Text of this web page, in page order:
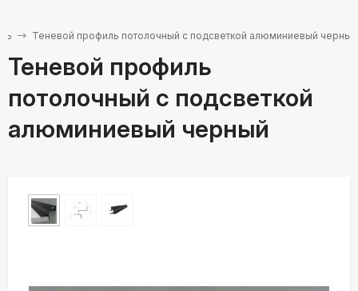
Теневой профиль потолочный с подсветкой алюминиевый черный
Теневой профиль
потолочный с подсветкой
алюминиевый черный